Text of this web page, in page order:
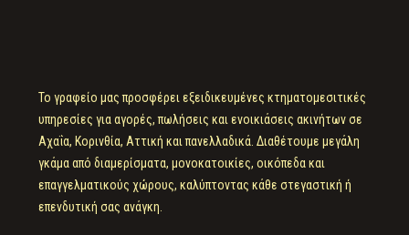
Το γραφείο μας προσφέρει εξειδικευμένες κτηματομεσιτικές
υπηρεσίες για αγορές, πωλήσεις και ενοικιάσεις ακινήτων σε
Αχαΐα, Κορινθία, Αττική και πανελλαδικά. Διαθέτουμε μεγάλη
γκάμα από διαμερίσματα, μονοκατοικίες, οικόπεδα και
επαγγελματικούς χώρους, καλύπτοντας κάθε στεγαστική ή
επενδυτική σας ανάγκη.